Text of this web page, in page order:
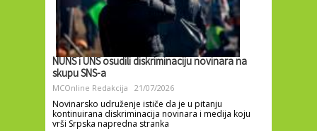
NUNS i UNS osudili diskriminaciju novinara na
skupu SNS-a
MCOnline Redakcija 21/07/2026
Novinarsko udruženje ističe da je u pitanju
kontinuirana diskriminacija novinara i medija koju
vrši Srpska napredna stranka